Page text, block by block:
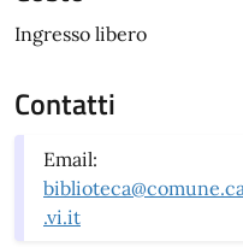
Ingresso libero
Contatti
Email:
.vi.it